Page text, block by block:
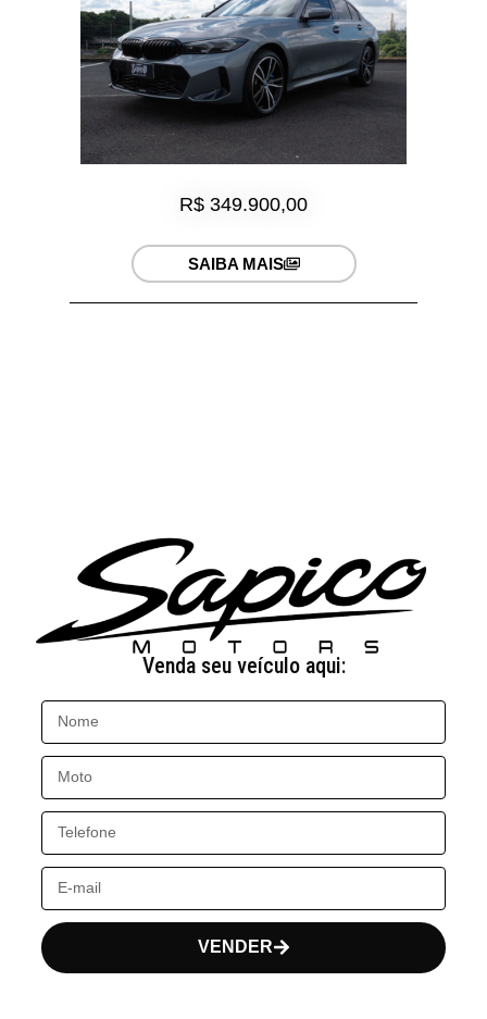
R$ 349.900,00
SAIBA MAIS
Venda seu veículo aqui:
VENDER